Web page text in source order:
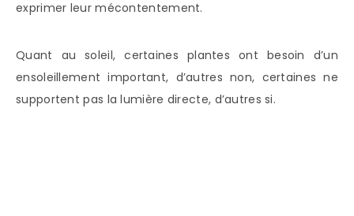
exprimer leur mécontentement.
Quant au soleil, certaines plantes ont besoin d’un
ensoleillement important, d’autres non, certaines ne
supportent pas la lumière directe, d’autres si.